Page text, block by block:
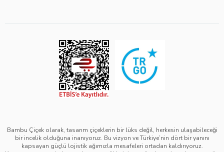
Görsel Kontrol Süreci
Ürün Sıralama Kriterleri
Mesafeli Satış Sözleşmesi
Kurumsal Müşterilerimiz
Anneler Günü Çiçekleri
Kadınlar Günü Çiçekleri
Babalar Günü Çiçekleri
Öğretmenler Günü Çiçekleri
Bambu Çiçek olarak, tasarım çiçeklerin bir lüks değil, herkesin ulaşabileceği
bir incelik olduğuna inanıyoruz. Bu vizyon ve Türkiye’nin dört bir yanını
kapsayan güçlü lojistik ağımızla mesafeleri ortadan kaldırıyoruz.